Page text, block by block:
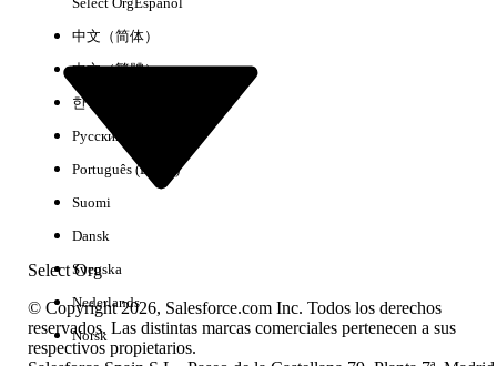
No hay resultados
Select Org
中文（简体）
中文（繁體）
한국어
Русский
Português (Brasil)
Suomi
Dansk
Svenska
Nederlands
Norsk
© Copyright 2026, Salesforce.com Inc. Todos los derechos
reservados. Las distintas marcas comerciales pertenecen a sus
respectivos propietarios.